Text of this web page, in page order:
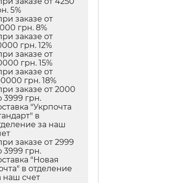
5%
заказе от
грн. 8%
заказе от
грн. 12%
заказе от
грн. 15%
заказе от
грн. 18%
заказе от 2000
3999 грн.
"Укрпочта
в
за наш
заказе от 2999
3999 грн.
"Новая
в отделение
наш счет